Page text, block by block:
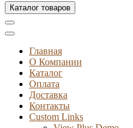
Каталог товаров
Главная
О Компании
Каталог
Оплата
Доставка
Контакты
Custom Links